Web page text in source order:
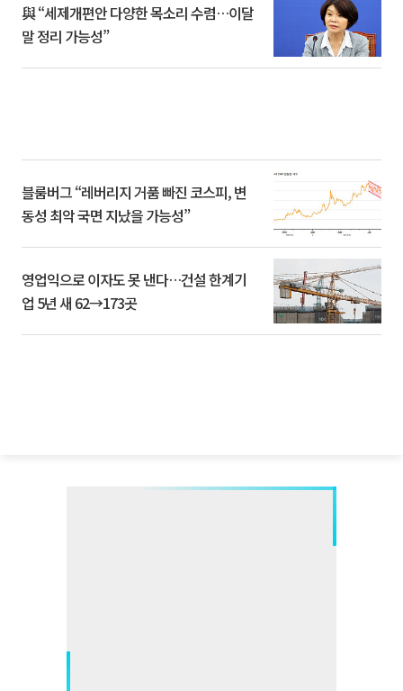
與 “세제개편안 다양한 목소리 수렴…이달
말 정리 가능성”
블룸버그 “레버리지 거품 빠진 코스피, 변
동성 최악 국면 지났을 가능성”
영업익으로 이자도 못 낸다…건설 한계기
업 5년 새 62→173곳